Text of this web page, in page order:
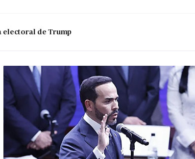
electoral de Trump